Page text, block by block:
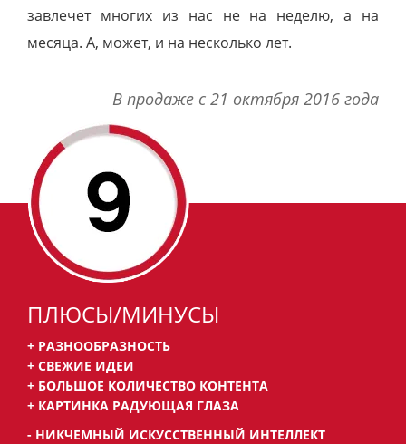
завлечет многих из нас не на неделю, а на
месяца. А, может, и на несколько лет.
В продаже с 21 октября 2016 года
ПЛЮСЫ/МИНУСЫ
+ РАЗНООБРАЗНОСТЬ
+ СВЕЖИЕ ИДЕИ
+ БОЛЬШОЕ КОЛИЧЕСТВО КОНТЕНТА
+ КАРТИНКА РАДУЮЩАЯ ГЛАЗА
- НИКЧЕМНЫЙ ИСКУССТВЕННЫЙ ИНТЕЛЛЕКТ